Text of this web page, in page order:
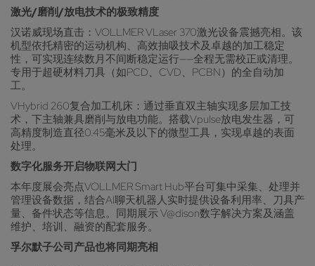
激光/磨削/放电技术的极致精度
汉诺威现场直击：VOLLMER VLaser 370激光设备震撼亮相。该
机型依托精密的运动机构、高效抽吸技术及卓越的加工稳定
性，可实现连续数月不间断稳定运行——全程无需校正或清理。
专用于超硬材料刀具（如PCD、CVD、PCBN）的全自动加
工。
VHybrid 260复合加工机床：通过垂直双主轴实现多层加工技
术，下主轴兼具磨削与放电功能。搭载Vpulse放电发生器，可
高精度制造直径0.45毫米及以下的微型工具，实现卓越的表面
处理。
数字化服务开启物联网大门
本年度展会亮点VOLLMER Smart Hub平台可集中采集、处理并
管理设备数据，结合AI聊天机器人实时提供设备利用率、刀具产
量、备件状态等信息。同期展示 V@dison数字解决方案及涵盖
维护、培训、融资的配套服务。
孚尔默子公司产品也将同期亮相